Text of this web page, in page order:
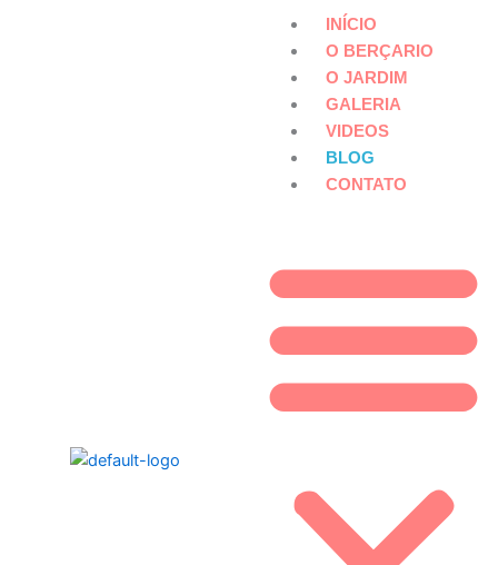
INÍCIO
O BERÇARIO
O JARDIM
GALERIA
VIDEOS
BLOG
CONTATO